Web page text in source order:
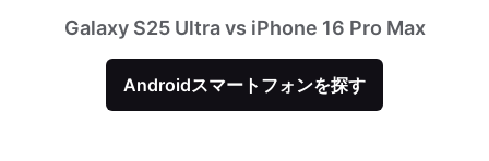
Galaxy S25 Ultra vs iPhone 16 Pro Max
Androidスマートフォンを探す